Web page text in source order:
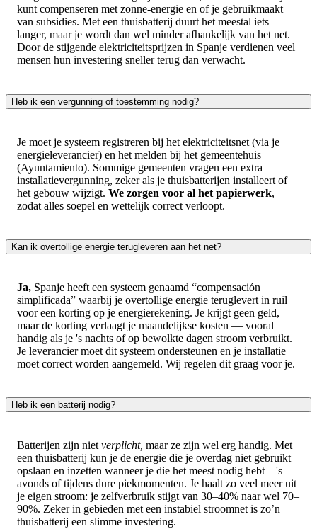
kunt compenseren met zonne-energie en of je gebruikmaakt
van subsidies. Met een thuisbatterij duurt het meestal iets
langer, maar je wordt dan wel minder afhankelijk van het net.
Door de stijgende elektriciteitsprijzen in Spanje verdienen veel
mensen hun investering sneller terug dan verwacht.
Heb ik een vergunning of toestemming nodig?
Je moet je systeem registreren bij het elektriciteitsnet (via je
energieleverancier) en het melden bij het gemeentehuis
(Ayuntamiento). Sommige gemeenten vragen een extra
installatievergunning, zeker als je thuisbatterijen installeert of
het gebouw wijzigt. We zorgen voor al het papierwerk,
zodat alles soepel en wettelijk correct verloopt.
Kan ik overtollige energie terugleveren aan het net?
Ja, Spanje heeft een systeem genaamd “compensación
simplificada” waarbij je overtollige energie teruglevert in ruil
voor een korting op je energierekening. Je krijgt geen geld,
maar de korting verlaagt je maandelijkse kosten — vooral
handig als je 's nachts of op bewolkte dagen stroom verbruikt.
Je leverancier moet dit systeem ondersteunen en je installatie
moet correct worden aangemeld. Wij regelen dit graag voor je.
Heb ik een batterij nodig?
Batterijen zijn niet verplicht, maar ze zijn wel erg handig. Met
een thuisbatterij kun je de energie die je overdag niet gebruikt
opslaan en inzetten wanneer je die het meest nodig hebt – 's
avonds of tijdens dure piekmomenten. Je haalt zo veel meer uit
je eigen stroom: je zelfverbruik stijgt van 30–40% naar wel 70–
90%. Zeker in gebieden met een instabiel stroomnet is zo’n
thuisbatterij een slimme investering.